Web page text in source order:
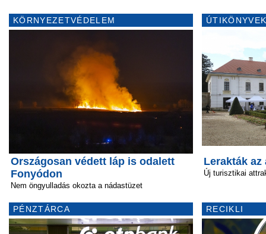
KÖRNYEZETVÉDELEM
Országosan védett láp is odalett
Fonyódon
Nem öngyulladás okozta a nádastüzet
PÉNZTÁRCA
Lerakták az
Új turisztikai
RECIKLI